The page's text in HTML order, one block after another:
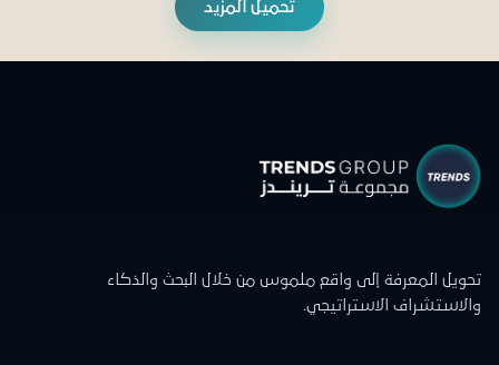
تحميل المزيد
تحويل المعرفة إلى واقع ملموس من خلال البحث والذكاء
والاستشراف الاستراتيجي.